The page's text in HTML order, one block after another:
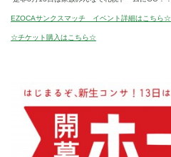
EZOCAサンクスマッチ イベント詳細はこちら☆
☆チケット購入はこちら☆